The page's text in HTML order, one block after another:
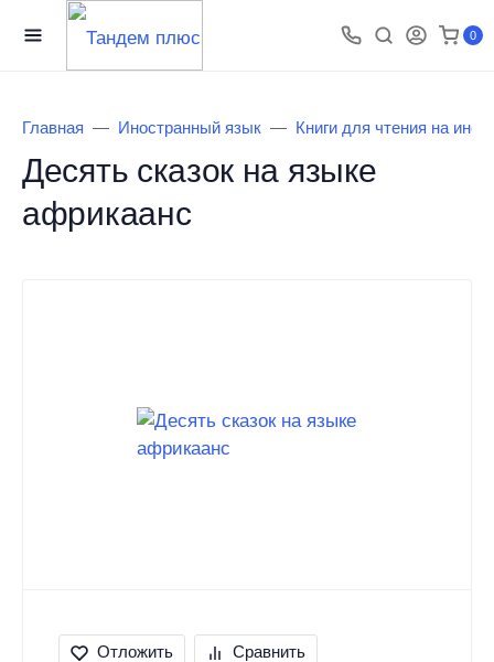
0
Главная Иностранный язык Книги для чтения на
Десять сказок на языке
африкаанс
Отложить Сравнить